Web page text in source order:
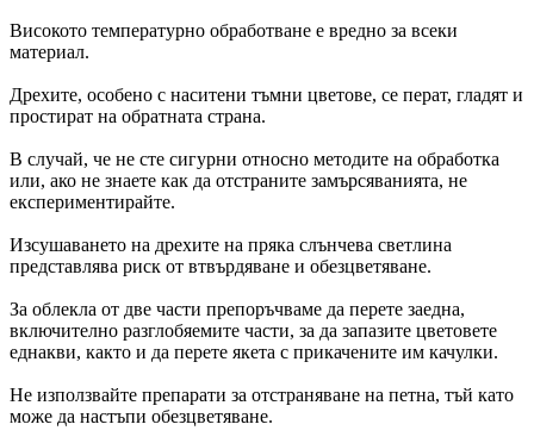
Високото температурно обработване е вредно за всеки
материал.
Дрехите, особено с наситени тъмни цветове, се перат, гладят и
простират на обратната страна.
В случай, че не сте сигурни относно методите на обработка
или, ако не знаете как да отстраните замърсяванията, не
експериментирайте.
Изсушаването на дрехите на пряка слънчева светлина
представлява риск от втвърдяване и обезцветяване.
За облекла от две части препоръчваме да перете заедна,
включително разглобяемите части, за да запазите цветовете
еднакви, както и да перете якета с прикачените им качулки.
Не използвайте препарати за отстраняване на петна, тъй като
може да настъпи обезцветяване.